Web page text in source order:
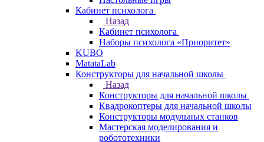
Кабинет психолога
Назад
Кабинет психолога
Наборы психолога «Приоритет»
KUBO
MatataLab
Конструкторы для начальной школы
Назад
Конструкторы для начальной школы
Квадрокоптеры для начальной школы
Конструкторы модульных станков
Мастерская моделирования и
робототехники